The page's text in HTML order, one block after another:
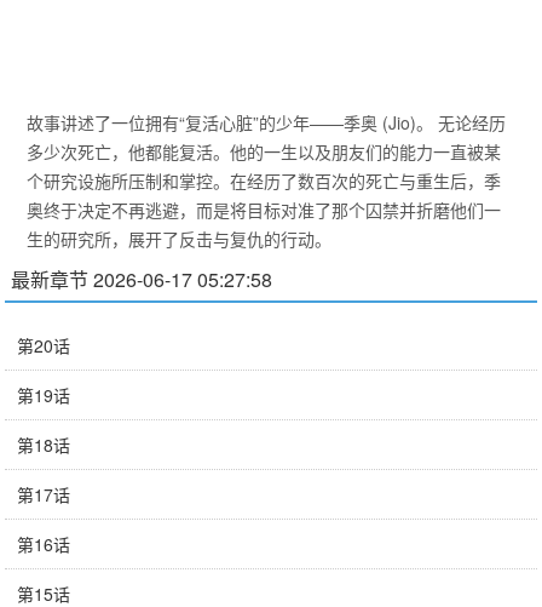
故事讲述了一位拥有“复活心脏”的少年——季奥 (Jio)。 无论经历
多少次死亡，他都能复活。他的一生以及朋友们的能力一直被某
个研究设施所压制和掌控。在经历了数百次的死亡与重生后，季
奥终于决定不再逃避，而是将目标对准了那个囚禁并折磨他们一
生的研究所，展开了反击与复仇的行动。
最新章节 2026-06-17 05:27:58
第20话
第19话
第18话
第17话
第16话
第15话